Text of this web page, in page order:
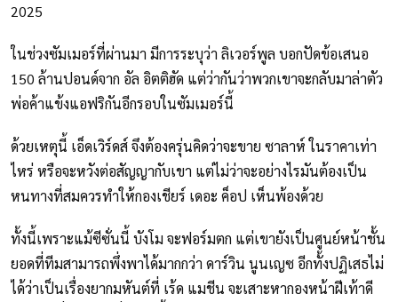
2025
ในช่วงซัมเมอร์ที่ผ่านมา มีการระบุว่า ลิเวอร์พูล บอกปัดข้อเสนอ
150 ล้านปอนด์จาก อัล อิตติฮัด แต่ว่ากันว่าพวกเขาจะกลับมาล่าตัว
พ่อค้าแข้งแอฟริกันอีกรอบในซัมเมอร์นี้
ด้วยเหตุนี้ เอ็ดเวิร์ดส์ จึงต้องครุ่นคิดว่าจะขาย ซาลาห์ ในราคาเท่า
ไหร่ หรือจะหวังต่อสัญญากับเขา แต่ไม่ว่าจะอย่างไรมันต้องเป็น
หนทางที่สมควรทำให้กองเชียร์ เดอะ ค็อป เห็นพ้องด้วย
ทั้งนี้เพราะแม้ซีซั่นนี้ บังโม จะฟอร์มตก แต่เขายังเป็นศูนย์หน้าชั้น
ยอดที่ทีมสามารถพึ่งพาได้มากกว่า ดาร์วิน นูนเญซ อีกทั้งปฏิเสธไม่
ได้ว่าเป็นเรื่องยากมหันต์ที่ เร้ด แมชีน จะเสาะหากองหน้าฝีเท้าดี